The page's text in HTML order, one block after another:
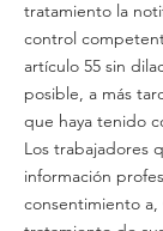
tratamiento la
control
artículo 55 sin
posible, a más
que haya tenido
Los trabajadores
información
consentimiento a,